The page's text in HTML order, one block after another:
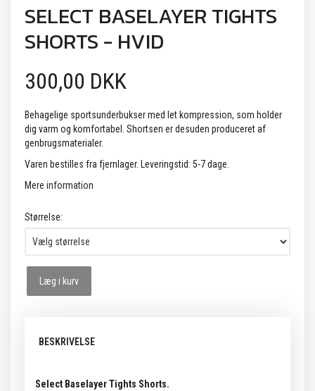
SELECT BASELAYER TIGHTS
SHORTS - HVID
300,00 DKK
Behagelige sportsunderbukser med let kompression, som holder
dig varm og komfortabel. Shortsen er desuden produceret af
genbrugsmaterialer.
Varen bestilles fra fjernlager. Leveringstid: 5-7 dage.
Mere information
Størrelse:
Læg i kurv
BESKRIVELSE
Select Baselayer Tights Shorts.